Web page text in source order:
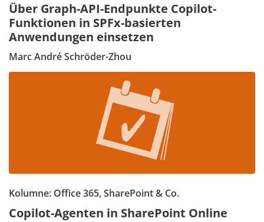
Über Graph-API-Endpunkte Copilot-
Funktionen in SPFx-basierten
Anwendungen einsetzen
Marc André Schröder-Zhou
Kolumne: Office 365, SharePoint & Co.
Copilot-Agenten in SharePoint Online